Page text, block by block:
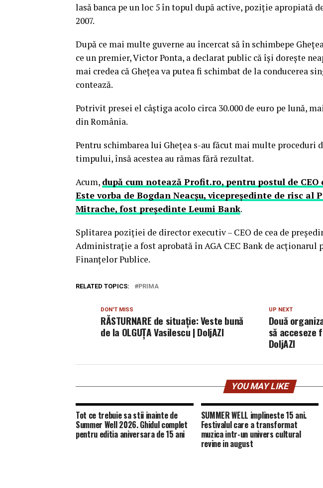
lasă banca pe un loc 5 în topul după active, poziţie apropiată
2007.
După ce mai multe guverne au încercat să în schimbepe
ce un premier, Victor Ponta, a declarat public că îşi doreşte
mai credea că Gheţea va putea fi schimbat de la conducerea
contează.
Potrivit presei el câştiga acolo circa 30.000 de euro pe lună,
din România.
Pentru schimbarea lui Gheţea s-au făcut mai multe proceduri
timpului, însă acestea au rămas fără rezultat.
Acum, după cum notează Profit.ro, pentru postul de CEO
Este vorba de Bogdan Neacşu, vicepreşedinte de risc al
Mitrache, fost preşedinte Leumi Bank.
Splitarea poziţiei de director executiv – CEO de cea de
Administraţie a fost aprobată în AGA CEC Bank de
Finanţelor Publice.
RELATED TOPICS: PRIMA
UP NEXT
Două
să acceseze
DoljAZI
DON'T MISS
RĂSTURNARE de situație: Veste bună
de la OLGUȚA Vasilescu | DoljAZI
YOU MAY LIKE
Tot ce trebuie sa stii inainte de
Summer Well 2026. Ghidul complet
pentru editia aniversara de 15 ani
SUMMER WELL implineste 15 ani.
Festivalul care a transformat
muzica intr-un univers cultural
revine in august